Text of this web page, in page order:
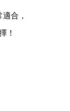
合，
！